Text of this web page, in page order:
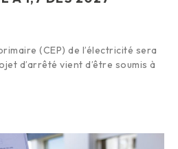
(CEP) de l’électricité sera
d’arrêté vient d’être soumis à